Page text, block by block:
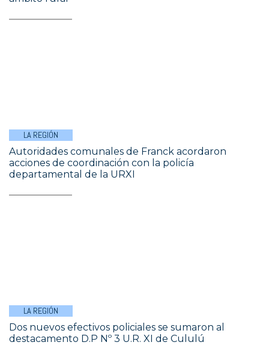
LA REGIÓN
Autoridades comunales de Franck acordaron
acciones de coordinación con la policía
departamental de la URXI
LA REGIÓN
Dos nuevos efectivos policiales se sumaron al
destacamento D.P Nº 3 U.R. XI de Cululú